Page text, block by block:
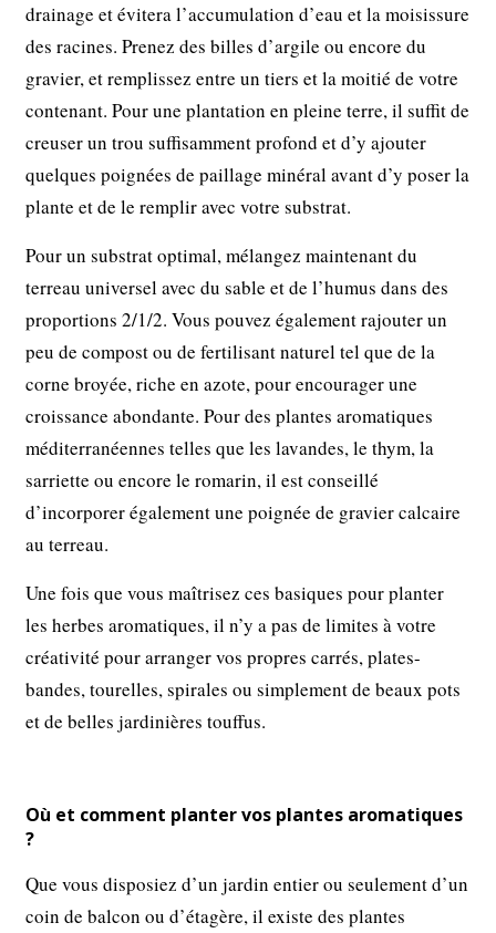
drainage et évitera l’accumulation d’eau et la moisissure
des racines. Prenez des billes d’argile ou encore du
gravier, et remplissez entre un tiers et la moitié de votre
contenant. Pour une plantation en pleine terre, il suffit de
creuser un trou suffisamment profond et d’y ajouter
quelques poignées de paillage minéral avant d’y poser la
plante et de le remplir avec votre substrat.
Pour un substrat optimal, mélangez maintenant du
terreau universel avec du sable et de l’humus dans des
proportions 2/1/2. Vous pouvez également rajouter un
peu de compost ou de fertilisant naturel tel que de la
corne broyée, riche en azote, pour encourager une
croissance abondante. Pour des plantes aromatiques
méditerranéennes telles que les lavandes, le thym, la
sarriette ou encore le romarin, il est conseillé
d’incorporer également une poignée de gravier calcaire
au terreau.
Une fois que vous maîtrisez ces basiques pour planter
les herbes aromatiques, il n’y a pas de limites à votre
créativité pour arranger vos propres carrés, plates-
bandes, tourelles, spirales ou simplement de beaux pots
et de belles jardinières touffus.
Où et comment planter vos plantes aromatiques
?
Que vous disposiez d’un jardin entier ou seulement d’un
coin de balcon ou d’étagère, il existe des plantes